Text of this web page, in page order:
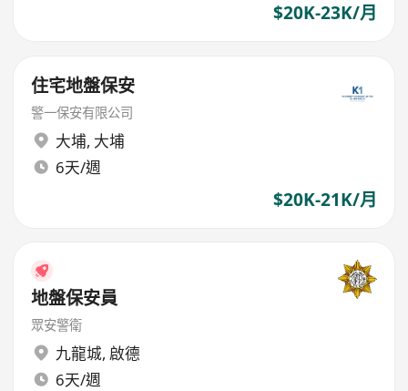
$20K-23K/月
住宅地盤保安
警一保安有限公司
大埔, 大埔
6天/週
$20K-21K/月
地盤保安員
眾安警衛
九龍城, 啟德
6天/週